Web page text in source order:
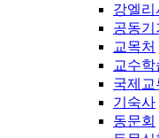
강엘리
공동기
교목처
교수학
국제교
기숙사
동문회